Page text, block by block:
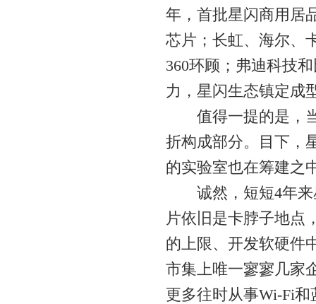
年，首批星闪商用居
芯片；长虹、海尔、
360环顾；弗迪科技
力，星闪生态镇定成
值得一提的是，当
折构成部分。目下，
的实验室也在筹建之
诚然，短短4年来
片依旧是卡脖子地点
的上限、开发软硬件
市集上唯一寥寥几家
更多往时从事Wi-Fi